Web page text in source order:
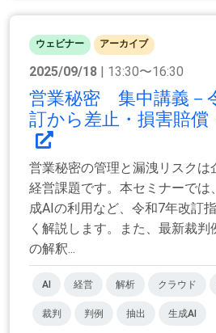
ウェビナー アーカイブ
2025/09/18 | 13:30〜16:30
営業秘密 集中講義－
訂から差止・損害賠償
営業秘密の管理と漏洩リスクは
経営課題です。本セミナーでは
成AIの利用など、令和7年改訂
く解説します。また、最新裁
の解釈...
AI 経営 解析 クラウド
裁判 判例 抽出 生成AI